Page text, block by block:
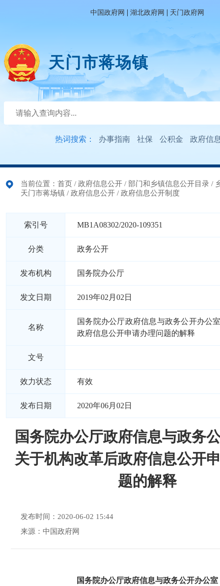
中国政府网 | 湖北政府网 | 天门政府网
天门市蒋场镇
热词搜索： 办事指南 社保 公积金 政府信
当前位置： 首页 / 政府信息公开 / 部门和乡镇信息公开目录 /
天门市蒋场镇 / 政府信息公开 / 政府信息公开制度
索引号 MB1A08302/2020-109351
分类 政务公开
发布机构 国务院办公厅
发文日期 2019年02月02日
名称
国务院办公厅政府信息与政务公开办公
政府信息公开申请办理问题的解释
文号
效力状态 有效
发布日期 2020年06月02日
国务院办公厅政府信息与政务
关于机构改革后政府信息公开
题的解释
发布时间：2020-06-02 15:44
来源：中国政府网
国务院办公厅政府信息与政务公开办公室